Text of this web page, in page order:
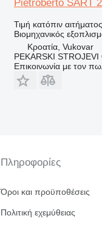
Pietroberto SART
Τιμή κατόπιν αιτήματος
Βιομηχανικός
Κροατία, Vukovar
PEKARSKI STROJEVI
Επικοινωνία με τον
Πληροφορίες
Όροι και προϋποθέσεις
Πολιτική εχεμύθειας